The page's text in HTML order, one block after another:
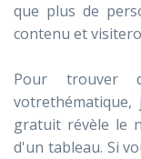
que plus de
contenu et
Pour trouver
gratuit révèle le
d'un tableau. Si